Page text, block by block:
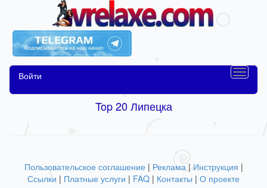
Войти
Top 20 Липецка
Пользовательское соглашение | Реклама| Инструкция |
Ссылки | Платные услуги | FAQ | Контакты | О проекте